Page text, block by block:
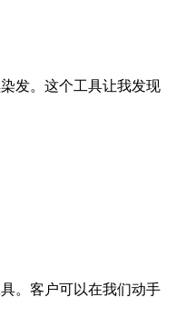
发。这个工具让我发现
。客户可以在我们动手